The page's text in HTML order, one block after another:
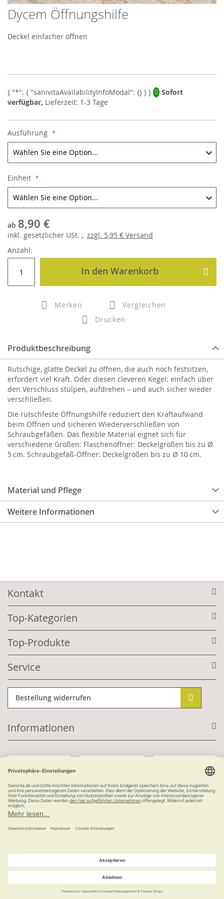
Skip
to
the
beginning
images
Dycem Öffnungshilfe
Deckel einfacher öffnen
Sofort
verfügbar, Lieferzeit: 1-3 Tage
Ausführung
Einheit
ab 8,90 €
inkl. gesetzlicher USt. , zzgl. 5,95 € Versand
Anzahl:
In den Warenkorb
Merken
Vergleichen
Drucken
Produktbeschreibung
Material und Pflege
Weitere Informationen
Rutschige, glatte Deckel zu öffnen, die auch noch fest­sitzen,
erfordert viel Kraft. Oder diesen cleveren Kegel: einfach über
den Verschluss stülpen, aufdrehen – und auch sicher wieder
verschließen.
Die rutschfeste Öffnungshilfe reduziert den Kraftaufwand
beim Öffnen und sicheren Wiederverschließen von
Schraubgefäßen. Das flexible Material eignet sich für
verschiedene Größen: Flaschenöffner: Deckelgrößen bis zu Ø
5 cm. Schraubgefäß-Öffner: Deckelgrößen bis zu Ø 10 cm.
Kontakt
Top-Kategorien
Top-Produkte
Service
Bestellung widerrufen
Informationen
Kauf auf Rechnung
versandkostenfrei
© Ludwig Bertram GmbH | 2026